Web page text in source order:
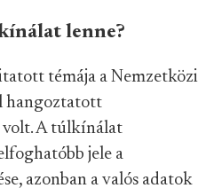
lenne?
témája a Nemzetközi
hangoztatott
A túlkínálat
jele a
azonban a valós adatok